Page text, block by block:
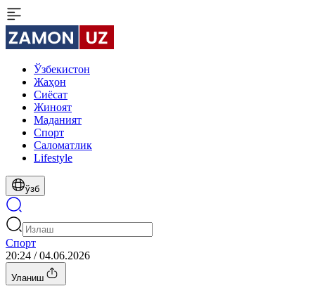
Ўзбекистон
Жаҳон
Сиёсат
Жиноят
Маданият
Спорт
Cаломатлик
Lifestyle
ўзб
Спорт
20:24 / 04.06.2026
Уланиш